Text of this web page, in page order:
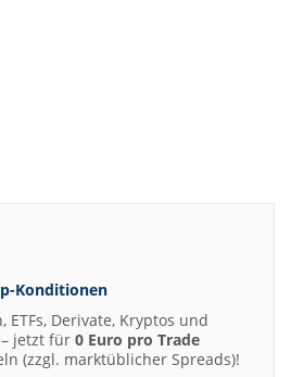
Konditionen
ETFs, Derivate, Kryptos und
jetzt für 0 Euro pro Trade
(zzgl. marktüblicher Spreads)!